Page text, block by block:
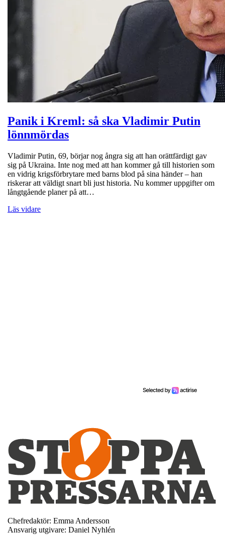
Panik i Kreml: så ska Vladimir Putin
lönnmördas
Vladimir Putin, 69, börjar nog ångra sig att han orättfärdigt gav
sig på Ukraina. Inte nog med att han kommer gå till historien som
en vidrig krigsförbrytare med barns blod på sina händer – han
riskerar att väldigt snart bli just historia. Nu kommer uppgifter om
långtgående planer på att…
Läs vidare
Chefredaktör: Emma Andersson
Ansvarig utgivare: Daniel Nyhlén